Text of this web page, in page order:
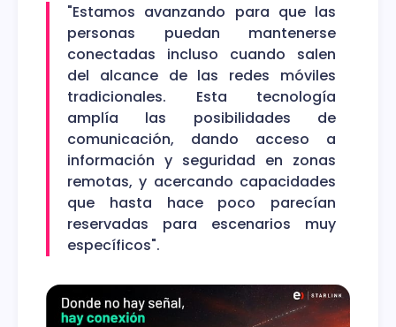
"Estamos avanzando para que las
personas puedan mantenerse
conectadas incluso cuando salen
del alcance de las redes móviles
tradicionales. Esta tecnología
amplía las posibilidades de
comunicación, dando acceso a
información y seguridad en zonas
remotas, y acercando capacidades
que hasta hace poco parecían
reservadas para escenarios muy
específicos".